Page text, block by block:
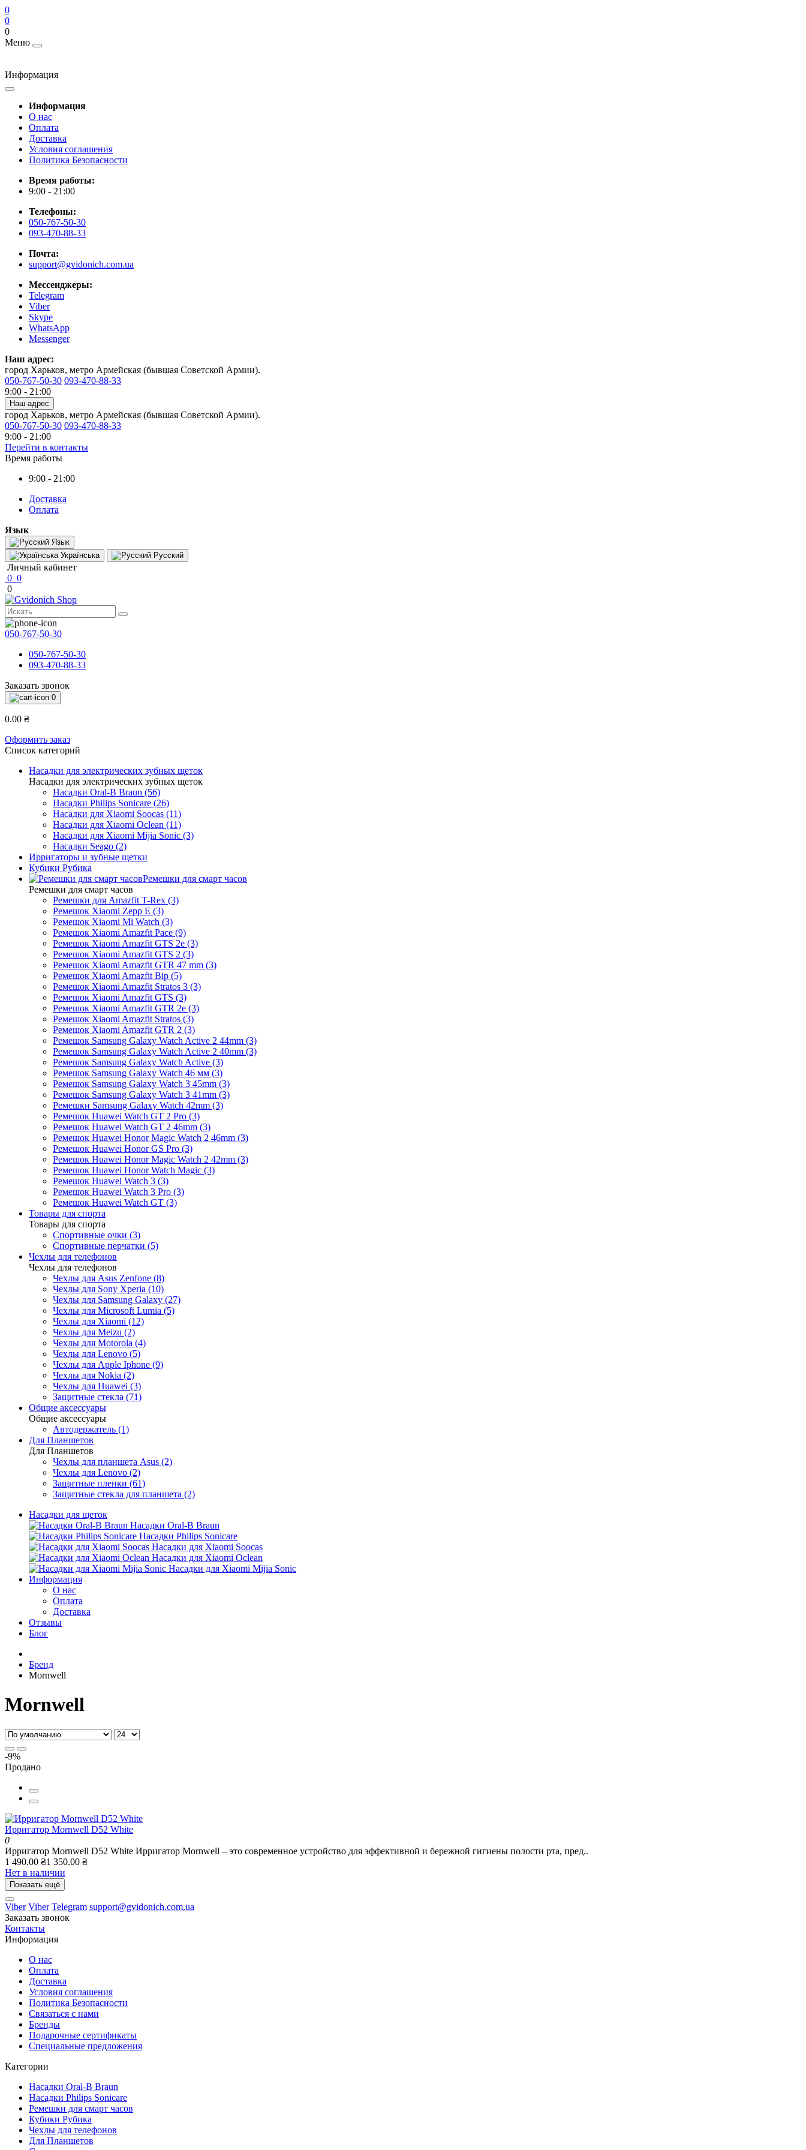
0
0
0
Меню
Информация
Информация
О нас
Оплата
Доставка
Условия соглашения
Политика Безопасности
Время работы:
9:00 - 21:00
Телефоны:
050-767-50-30
093-470-88-33
Почта:
support@gvidonich.com.ua
Мессенджеры:
Telegram
Viber
Skype
WhatsApp
Messenger
Наш адрес:
город Харьков, метро Армейская (бывшая Советской Армии).
050-767-50-30 093-470-88-33
9:00 - 21:00
Наш адрес
город Харьков, метро Армейская (бывшая Советской Армии).
050-767-50-30 093-470-88-33
9:00 - 21:00
Перейти в контакты
Время работы
9:00 - 21:00
Доставка
Оплата
Язык
Язык
Українська
Русский
Личный кабинет
0 0
0
050-767-50-30
050-767-50-30
093-470-88-33
Заказать звонок
0
0.00 ₴
Оформить заказ
Список категорий
Насадки для электрических зубных щеток
Насадки для электрических зубных щеток
Насадки Oral-B Braun (56)
Насадки Philips Sonicare (26)
Насадки для Xiaomi Soocas (11)
Насадки для Xiaomi Oclean (11)
Насадки для Xiaomi Mijia Sonic (3)
Насадки Seago (2)
Ирригаторы и зубные щетки
Кубики Рубика
Ремешки для смарт часов
Ремешки для смарт часов
Ремешки для Amazfit T-Rex (3)
Ремешок Xiaomi Zepp E (3)
Ремешок Xiaomi Mi Watch (3)
Ремешок Xiaomi Amazfit Pace (9)
Ремешок Xiaomi Amazfit GTS 2e (3)
Ремешок Xiaomi Amazfit GTS 2 (3)
Ремешок Xiaomi Amazfit GTR 47 mm (3)
Ремешок Xiaomi Amazfit Bip (5)
Ремешок Xiaomi Amazfit Stratos 3 (3)
Ремешок Xiaomi Amazfit GTS (3)
Ремешок Xiaomi Amazfit GTR 2e (3)
Ремешок Xiaomi Amazfit Stratos (3)
Ремешок Xiaomi Amazfit GTR 2 (3)
Ремешок Samsung Galaxy Watch Active 2 44mm (3)
Ремешок Samsung Galaxy Watch Active 2 40mm (3)
Ремешок Samsung Galaxy Watch Active (3)
Ремешок Samsung Galaxy Watch 46 мм (3)
Ремешок Samsung Galaxy Watch 3 45mm (3)
Ремешок Samsung Galaxy Watch 3 41mm (3)
Ремешки Samsung Galaxy Watch 42mm (3)
Ремешок Huawei Watch GT 2 Pro (3)
Ремешок Huawei Watch GT 2 46mm (3)
Ремешок Huawei Honor Magic Watch 2 46mm (3)
Ремешок Huawei Honor GS Pro (3)
Ремешок Huawei Honor Magic Watch 2 42mm (3)
Ремешок Huawei Honor Watch Magic (3)
Ремешок Huawei Watch 3 (3)
Ремешок Huawei Watch 3 Pro (3)
Ремешок Huawei Watch GT (3)
Товары для спорта
Товары для спорта
Спортивные очки (3)
Спортивные перчатки (5)
Чехлы для телефонов
Чехлы для телефонов
Чехлы для Asus Zenfone (8)
Чехлы для Sony Xperia (10)
Чехлы для Samsung Galaxy (27)
Чехлы для Microsoft Lumia (5)
Чехлы для Xiaomi (12)
Чехлы для Meizu (2)
Чехлы для Motorola (4)
Чехлы для Lenovo (5)
Чехлы для Apple Iphone (9)
Чехлы для Nokia (2)
Чехлы для Huawei (3)
Защитные стекла (71)
Общие аксессуары
Общие аксессуары
Автодержатель (1)
Для Планшетов
Для Планшетов
Чехлы для планшета Asus (2)
Чехлы для Lenovo (2)
Защитные пленки (61)
Защитные стекла для планшета (2)
Насадки для щеток
Насадки Oral-B Braun
Насадки Philips Sonicare
Насадки для Xiaomi Soocas
Насадки для Xiaomi Oclean
Насадки для Xiaomi Mijia Sonic
Информация
О нас
Оплата
Доставка
Отзывы
Блог
Бренд
Mornwell
Mornwell
-9%
Продано
Ирригатор Mornwell D52 White
0
Ирригатор Mornwell D52 White Ирригатор Mornwell – это современное устройство для эффективной и бережной гигиены полости рта, пред..
1 490.00 ₴1 350.00 ₴
Нет в наличии
Показать ещё
Viber Viber Telegram support@gvidonich.com.ua
Заказать звонок
Контакты
Информация
О нас
Оплата
Доставка
Условия соглашения
Политика Безопасности
Связаться с нами
Бренды
Подарочные сертификаты
Специальные предложения
Категории
Насадки Oral-B Braun
Насадки Philips Sonicare
Ремешки для смарт часов
Кубики Рубика
Чехлы для телефонов
Для Планшетов